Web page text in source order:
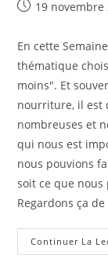
Publication
19 novembre
En cette
thématique
moins". Et
nourriture, il est
nombreuses et
qui nous est
nous pouvions
soit ce que nous
Regardons ça
Continuer La